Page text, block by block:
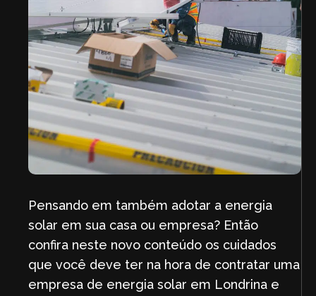
Pensando em também adotar a energia
solar em sua casa ou empresa? Então
confira neste novo conteúdo os cuidados
que você deve ter na hora de contratar uma
empresa de energia solar em Londrina e